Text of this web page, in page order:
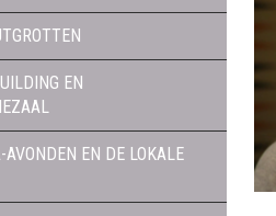
EN
EN DE LOKALE